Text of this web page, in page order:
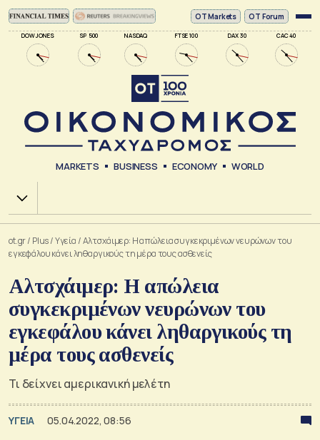
DOW JONES SP 500 NASDAQ FTSE 100 DAX 30 CAC 40
ΟΤ Markets OT Forum
MARKETS BUSINESS ECONOMY WORLD
Χ.Α.
ot.gr/ Plus/Υγεία /Αλτσχάιμερ: Η απώλεια συγκεκριμένων νευρώνων του
εγκεφάλου κάνει ληθαργικούς τη μέρα τους ασθενείς
Αλτσχάιμερ: Η απώλεια
συγκεκριμένων νευρώνων του
εγκεφάλου κάνει ληθαργικούς τη
μέρα τους ασθενείς
Τι δείχνει αμερικανική μελέτη
ΥΓΕΙΑ 05.04.2022, 08:56